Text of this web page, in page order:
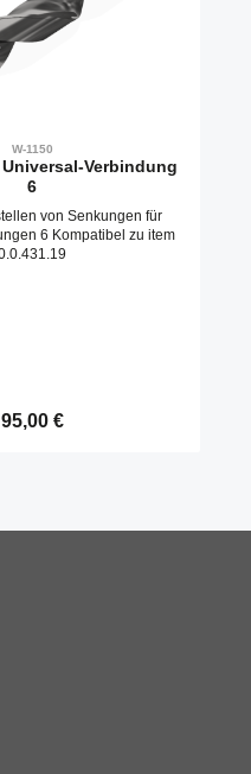
W-1150
Verbindung
6
von Senkungen für
6 Kompatibel zu item
Regulärer Preis:
95,00 €